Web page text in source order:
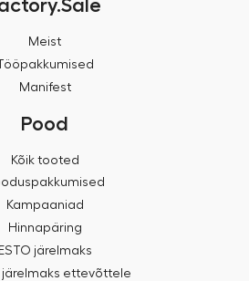
Meist
Manifest
Pood
Kõik tooted
Kampaaniad
Hinnapäring
ESTO järelmaks
järelmaks ettevõttele